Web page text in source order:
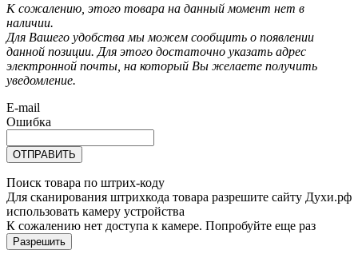
К сожалению, этого товара на данный момент нет в
наличии.
Для Вашего удобства мы можем сообщить о появлении
данной позиции. Для этого достаточно указать адрес
электронной почты, на который Вы желаете получить
уведомление.
E-mail
Ошибка
ОТПРАВИТЬ
Поиск товара по штрих-коду
Для сканирования штрихкода товара разрешите сайту Духи.рф
использовать камеру устройства
К сожалению нет доступа к камере. Попробуйте еще раз
Разрешить